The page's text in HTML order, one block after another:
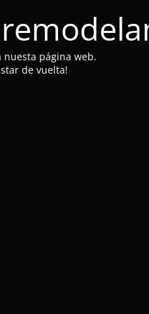
nuesta página web.
de vuelta!